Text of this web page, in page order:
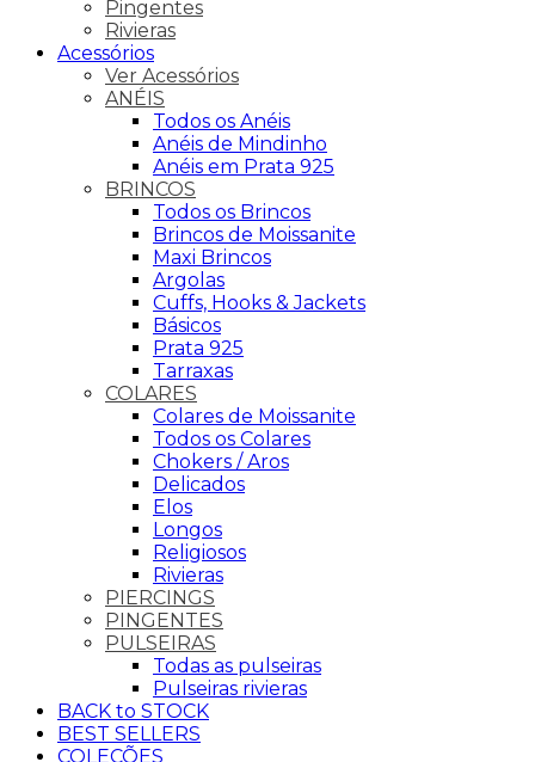
Pingentes
Rivieras
Acessórios
Ver Acessórios
ANÉIS
Todos os Anéis
Anéis de Mindinho
Anéis em Prata 925
BRINCOS
Todos os Brincos
Brincos de Moissanite
Maxi Brincos
Argolas
Cuffs, Hooks & Jackets
Básicos
Prata 925
Tarraxas
COLARES
Colares de Moissanite
Todos os Colares
Chokers / Aros
Delicados
Elos
Longos
Religiosos
Rivieras
PIERCINGS
PINGENTES
PULSEIRAS
Todas as pulseiras
Pulseiras rivieras
BACK to STOCK
BEST SELLERS
COLEÇÕES